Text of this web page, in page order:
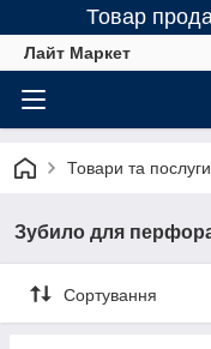
Товар
Лайт Маркет
Товари та послуги
Зубило для
Сортування